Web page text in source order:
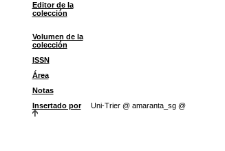
Editor de la
colección
Volumen de la
colección
ISSN
Área
Notas
Insertado por
Uni-Trier @ amaranta_sg @